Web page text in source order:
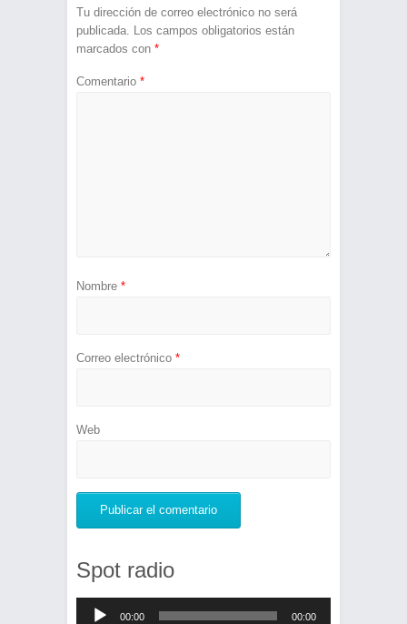
Tu dirección de correo electrónico no será
publicada. Los campos obligatorios están
marcados con *
Comentario *
Nombre *
Correo electrónico *
Web
Spot radio
Reproductor
00:00 00:00